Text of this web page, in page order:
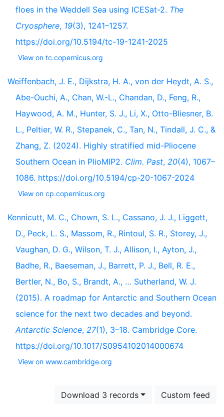
floes in the Weddell Sea using ICESat-2. The
Cryosphere, 19(3), 1241–1257.
https://doi.org/10.5194/tc-19-1241-2025
View on tc.copernicus.org
Weiffenbach, J. E., Dijkstra, H. A., von der Heydt, A. S.,
Abe-Ouchi, A., Chan, W.-L., Chandan, D., Feng, R.,
Haywood, A. M., Hunter, S. J., Li, X., Otto-Bliesner, B.
L., Peltier, W. R., Stepanek, C., Tan, N., Tindall, J. C., &
Zhang, Z. (2024). Highly stratified mid-Pliocene
Southern Ocean in PlioMIP2. Clim. Past, 20(4), 1067–
1086. https://doi.org/10.5194/cp-20-1067-2024
View on cp.copernicus.org
Kennicutt, M. C., Chown, S. L., Cassano, J. J., Liggett,
D., Peck, L. S., Massom, R., Rintoul, S. R., Storey, J.,
Vaughan, D. G., Wilson, T. J., Allison, I., Ayton, J.,
Badhe, R., Baeseman, J., Barrett, P. J., Bell, R. E.,
Bertler, N., Bo, S., Brandt, A., … Sutherland, W. J.
(2015). A roadmap for Antarctic and Southern Ocean
science for the next two decades and beyond.
Antarctic Science, 27(1), 3–18. Cambridge Core.
https://doi.org/10.1017/S0954102014000674
View on www.cambridge.org
Download 3 records Custom feed